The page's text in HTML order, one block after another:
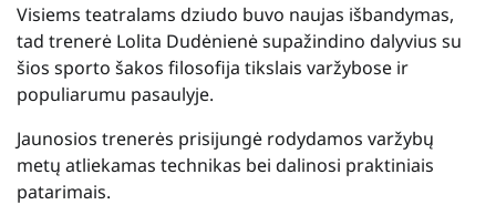
Visiems teatralams dziudo buvo naujas išbandymas,
tad trenerė Lolita Dudėnienė supažindino dalyvius su
šios sporto šakos filosofija tikslais varžybose ir
populiarumu pasaulyje.
Jaunosios trenerės prisijungė rodydamos varžybų
metų atliekamas technikas bei dalinosi praktiniais
patarimais.